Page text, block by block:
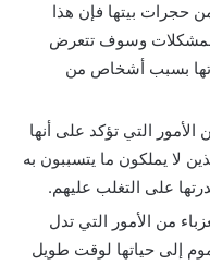
حجرات بيتها فإن هذا
المشكلات وسوف تتعرض
بسبب أشخاص من
الأمور التي تؤكد على أنها
لا يملكون ما يتسببون به
على التغلب عليهم.
من الأمور التي تدل
إلى حياتها لوقت طويل